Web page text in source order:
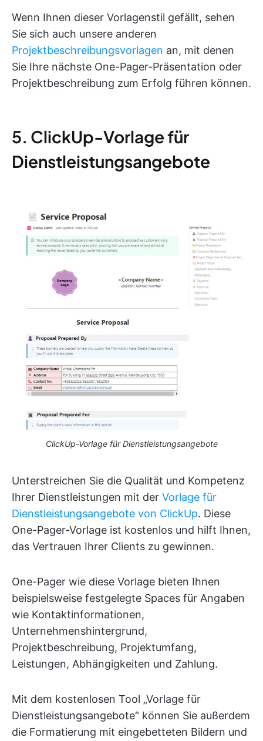
Wenn Ihnen dieser Vorlagenstil gefällt, sehen
Sie sich auch unsere anderen
Projektbeschreibungsvorlagen an, mit denen
Sie Ihre nächste One-Pager-Präsentation oder
Projektbeschreibung zum Erfolg führen können.
5. ClickUp-Vorlage für
Dienstleistungsangebote
ClickUp-Vorlage für Dienstleistungsangebote
Unterstreichen Sie die Qualität und Kompetenz
Ihrer Dienstleistungen mit der Vorlage für
Dienstleistungsangebote von ClickUp. Diese
One-Pager-Vorlage ist kostenlos und hilft Ihnen,
das Vertrauen Ihrer Clients zu gewinnen.
One-Pager wie diese Vorlage bieten Ihnen
beispielsweise festgelegte Spaces für Angaben
wie Kontaktinformationen,
Unternehmenshintergrund,
Projektbeschreibung, Projektumfang,
Leistungen, Abhängigkeiten und Zahlung.
Mit dem kostenlosen Tool „Vorlage für
Dienstleistungsangebote“ können Sie außerdem
die Formatierung mit eingebetteten Bildern und